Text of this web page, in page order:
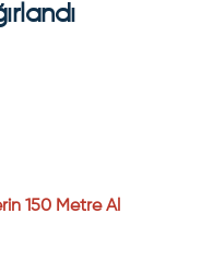
150 Metre Al